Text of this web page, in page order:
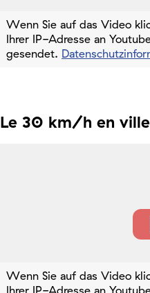
Wenn Sie auf das Video
Ihrer IP-Adresse an
gesendet.
Le 30 km/h en
Wenn Sie auf das Video